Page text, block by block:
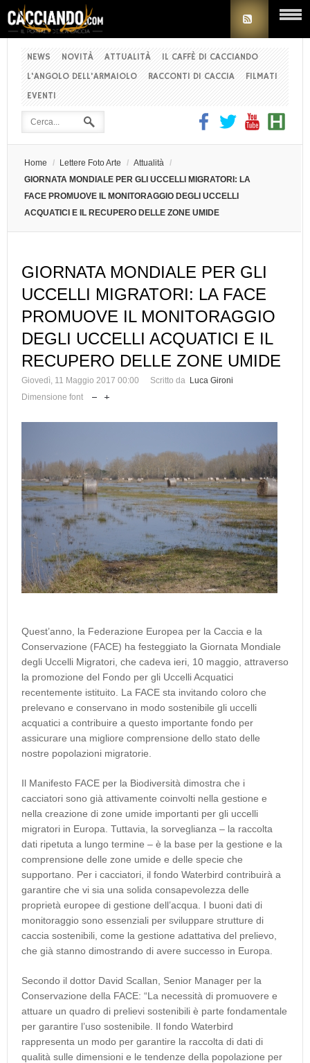
NEWS NOVITÀ ATTUALITÀ
IL CAFFÈ DI CACCIANDO
L'ANGOLO DELL'ARMAIOLO
RACCONTI DI CACCIA
FILMATI
EVENTI
Home / Lettere Foto Arte / Attualità /
GIORNATA MONDIALE PER GLI UCCELLI MIGRATORI: LA
FACE PROMUOVE IL MONITORAGGIO DEGLI UCCELLI
ACQUATICI E IL RECUPERO DELLE ZONE UMIDE
GIORNATA MONDIALE PER GLI
UCCELLI MIGRATORI: LA FACE
PROMUOVE IL MONITORAGGIO
DEGLI UCCELLI ACQUATICI E IL
RECUPERO DELLE ZONE UMIDE
Giovedì, 11 Maggio 2017 00:00 Scritto da Luca Gironi
Dimensione font
Quest’anno, la Federazione Europea per la Caccia e la
Conservazione (FACE) ha festeggiato la Giornata Mondiale
degli Uccelli Migratori, che cadeva ieri, 10 maggio, attraverso
la promozione del Fondo per gli Uccelli Acquatici
recentemente istituito. La FACE sta invitando coloro che
prelevano e conservano in modo sostenibile gli uccelli
acquatici a contribuire a questo importante fondo per
assicurare una migliore comprensione dello stato delle
nostre popolazioni migratorie.
Il Manifesto FACE per la Biodiversità dimostra che i
cacciatori sono già attivamente coinvolti nella gestione e
nella creazione di zone umide importanti per gli uccelli
migratori in Europa. Tuttavia, la sorveglianza – la raccolta
dati ripetuta a lungo termine – è la base per la gestione e la
comprensione delle zone umide e delle specie che
supportano. Per i cacciatori, il fondo Waterbird contribuirà a
garantire che vi sia una solida consapevolezza delle
proprietà europee di gestione dell’acqua. I buoni dati di
monitoraggio sono essenziali per sviluppare strutture di
caccia sostenibili, come la gestione adattativa del prelievo,
che già stanno dimostrando di avere successo in Europa.
Secondo il dottor David Scallan, Senior Manager per la
Conservazione della FACE: “La necessità di promuovere e
attuare un quadro di prelievi sostenibili è parte fondamentale
per garantire l’uso sostenibile. Il fondo Waterbird
rappresenta un modo per garantire la raccolta di dati di
qualità sulle dimensioni e le tendenze della popolazione per